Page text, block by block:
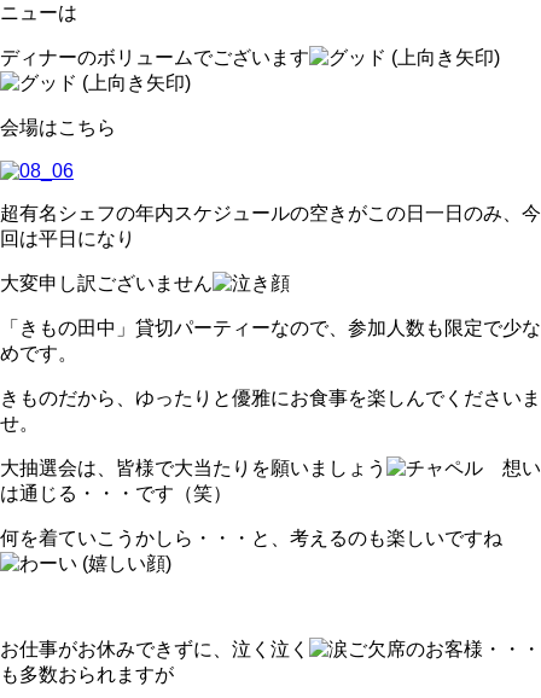
ニューは
ディナーのボリュームでございます
会場はこちら
超有名シェフの年内スケジュールの空きがこの日一日のみ、今
回は平日になり
大変申し訳ございません
「きもの田中」貸切パーティーなので、参加人数も限定で少な
めです。
きものだから、ゆったりと優雅にお食事を楽しんでくださいま
せ。
大抽選会は、皆様で大当たりを願いましょう
想い
は通じる・・・です（笑）
何を着ていこうかしら・・・と、考えるのも楽しいですね
お仕事がお休みできずに、泣く泣く
ご欠席のお客様・・・
も多数おられますが